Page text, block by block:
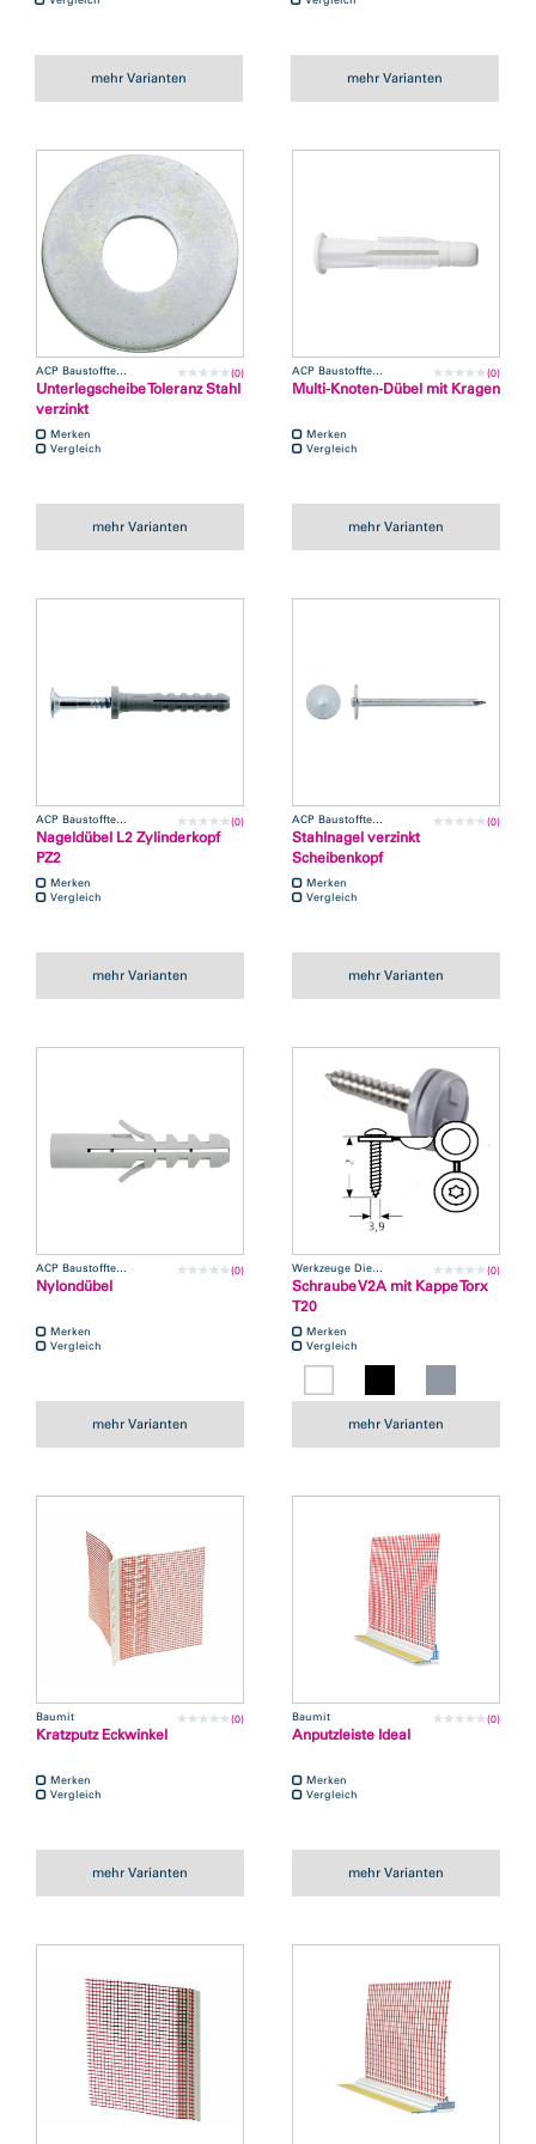
mehr Varianten mehr Varianten
(0)
Unterlegscheibe Toleranz Stahl
verzinkt
Merken
Vergleich
mehr Varianten
(0)
Multi-Knoten-Dübel mit Kragen
Merken
Vergleich
mehr Varianten
(0)
Nageldübel L2 Zylinderkopf
PZ2
Merken
Vergleich
mehr Varianten
(0)
Stahlnagel verzinkt
Scheibenkopf
Merken
Vergleich
mehr Varianten
(0)
Nylondübel
Merken
Vergleich
mehr Varianten
(0)
Schraube V2A mit Kappe Torx
T20
Merken
Vergleich
mehr Varianten
Baumit (0)
Kratzputz Eckwinkel
Merken
Vergleich
mehr Varianten
Baumit (0)
Anputzleiste Ideal
Merken
Vergleich
mehr Varianten